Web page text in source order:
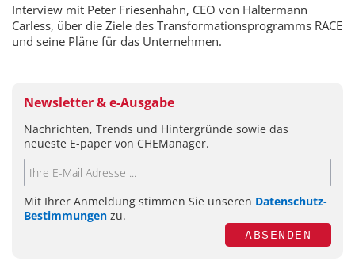
Interview mit Peter Friesenhahn, CEO von Haltermann
Carless, über die Ziele des Transformationsprogramms RACE
und seine Pläne für das Unternehmen.
Newsletter & e-Ausgabe
Nachrichten, Trends und Hintergründe sowie das
neueste E-paper von CHEManager.
Mit Ihrer Anmeldung stimmen Sie unseren Datenschutz-
Bestimmungen zu.
ABSENDEN